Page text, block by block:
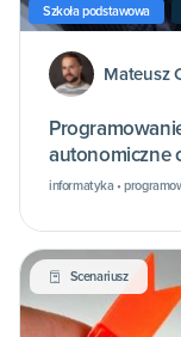
Szkoła podstawowa
Mateusz
autonomiczne
informatyka •
Scenariusz